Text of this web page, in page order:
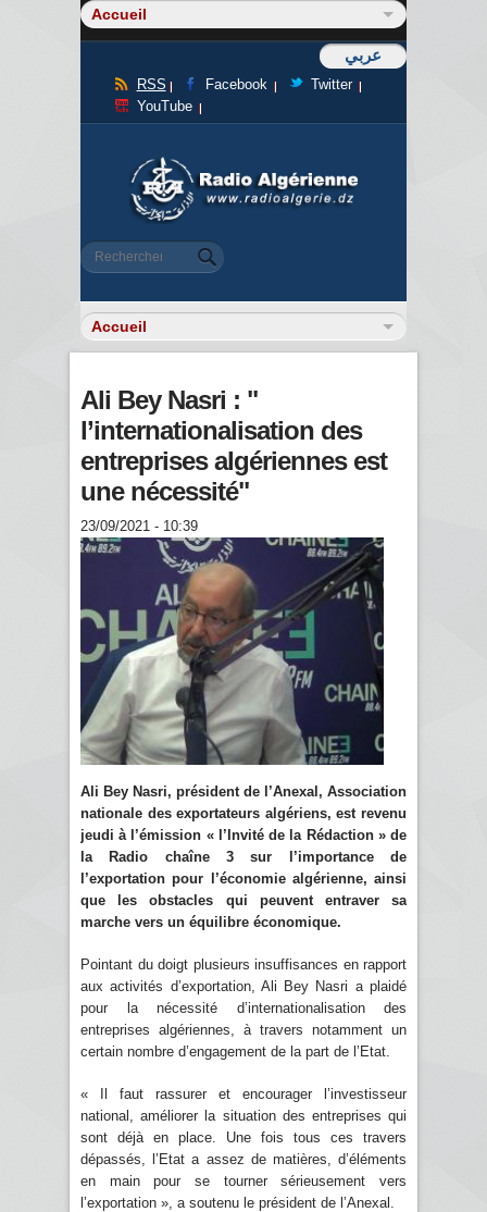
عربي
RSS Facebook
Twitter
YouTube
Formulaire de recherche
Rechercher
Ali Bey Nasri : "
l’internationalisation des
entreprises algériennes est
une nécessité"
23/09/2021 - 10:39
Ali Bey Nasri, président de l’Anexal, Association
nationale des exportateurs algériens, est revenu
jeudi à l’émission « l’Invité de la Rédaction » de
la Radio chaîne 3 sur l’importance de
l’exportation pour l’économie algérienne, ainsi
que les obstacles qui peuvent entraver sa
marche vers un équilibre économique.
Pointant du doigt plusieurs insuffisances en rapport
aux activités d’exportation, Ali Bey Nasri a plaidé
pour la nécessité d’internationalisation des
entreprises algériennes, à travers notamment un
certain nombre d’engagement de la part de l’Etat.
« Il faut rassurer et encourager l’investisseur
national, améliorer la situation des entreprises qui
sont déjà en place. Une fois tous ces travers
dépassés, l’Etat a assez de matières, d’éléments
en main pour se tourner sérieusement vers
l’exportation », a soutenu le président de l’Anexal.